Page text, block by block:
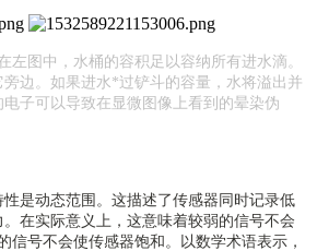
左图中，水桶的容积足以容纳所有进水滴。
边。如果进水*过铲斗的容量，水将溢出并
子可以导致在显微图像上看到的晕染伪
是动态范围。这描述了传感器同时记录低
在实际意义上，这意味着较弱的信号不会
信号不会使传感器饱和。以数学术语表示，